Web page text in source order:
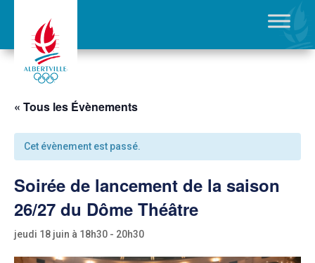
« Tous les Évènements
Cet évènement est passé.
Soirée de lancement de la saison
26/27 du Dôme Théâtre
jeudi 18 juin à 18h30 - 20h30